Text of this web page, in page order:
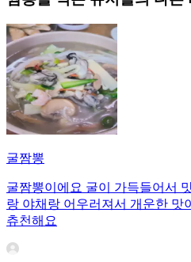
굴짬뽕
굴짬뽕이에요 굴이 가득들어서
랑 야채랑 어우러져서 개운한 맛
츄천해요